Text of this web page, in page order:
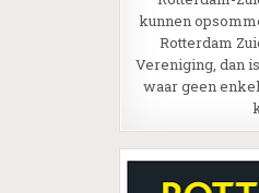
kunnen
Rotterdam
Vereniging, dan
waar geen